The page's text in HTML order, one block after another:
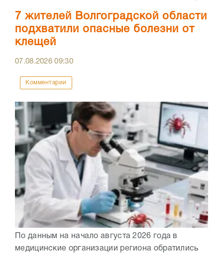
7 жителей Волгоградской области
подхватили опасные болезни от
клещей
07.08.202609:30
Комментарии
По данным на начало августа 2026 года в
медицинские организации региона обратились